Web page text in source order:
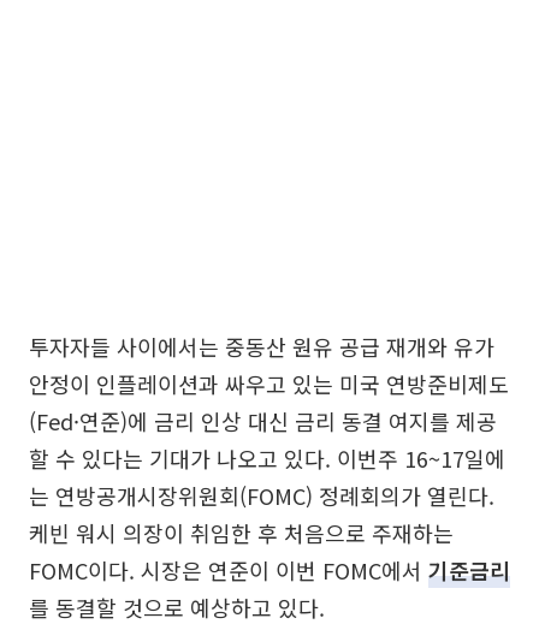
투자자들 사이에서는 중동산 원유 공급 재개와 유가
안정이 인플레이션과 싸우고 있는 미국 연방준비제도
(Fed·연준)에 금리 인상 대신 금리 동결 여지를 제공
할 수 있다는 기대가 나오고 있다. 이번주 16~17일에
는 연방공개시장위원회(FOMC) 정례회의가 열린다.
케빈 워시 의장이 취임한 후 처음으로 주재하는
FOMC이다. 시장은 연준이 이번 FOMC에서 기준금리
를 동결할 것으로 예상하고 있다.